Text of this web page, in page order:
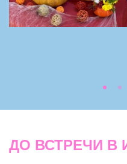
ДО ВСТРЕЧИ В